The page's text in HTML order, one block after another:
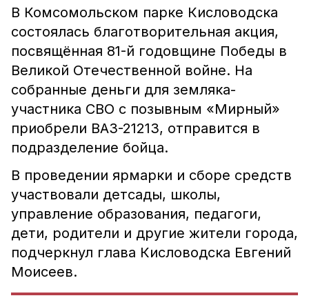
В Комсомольском парке Кисловодска
состоялась благотворительная акция,
посвящённая 81-й годовщине Победы в
Великой Отечественной войне. На
собранные деньги для земляка-
участника СВО с позывным «Мирный»
приобрели ВАЗ-21213, отправится в
подразделение бойца.
В проведении ярмарки и сборе средств
участвовали детсады, школы,
управление образования, педагоги,
дети, родители и другие жители города,
подчеркнул глава Кисловодска Евгений
Моисеев.